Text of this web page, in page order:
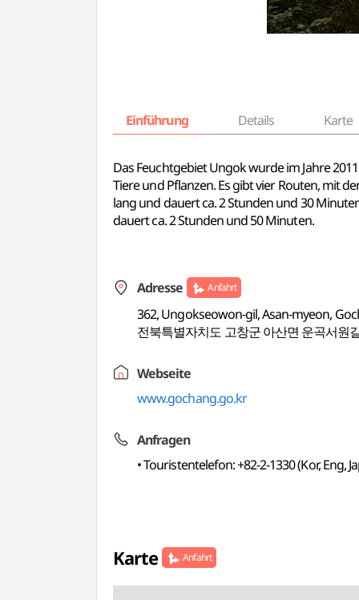
Einführung Details Karte
Das Feuchtgebiet Ungok wurde im Jahre
Tiere und Pflanzen. Es gibt vier Routen, mit
lang und dauert ca. 2 Stunden und 30
dauert ca. 2 Stunden und 50 Minuten.
Adresse Anfahrt
362, Ungokseowon-gil, Asan-myeon,
전북특별자치도 고창군 아산면 운곡서원
Webseite
www.gochang.go.kr
Anfragen
• Touristentelefon: +82-2-1330 (Kor, Eng,
Karte Anfahrt